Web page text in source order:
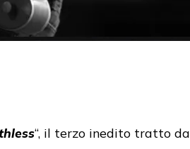
“, il terzo inedito tratto da